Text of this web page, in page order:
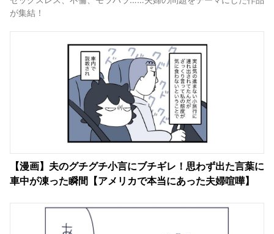
が集結！
【漫画】夫のグチグチ小言にブチギレ！思わず出た言葉に
車中が凍った瞬間【アメリカで本当にあった夫婦喧嘩】